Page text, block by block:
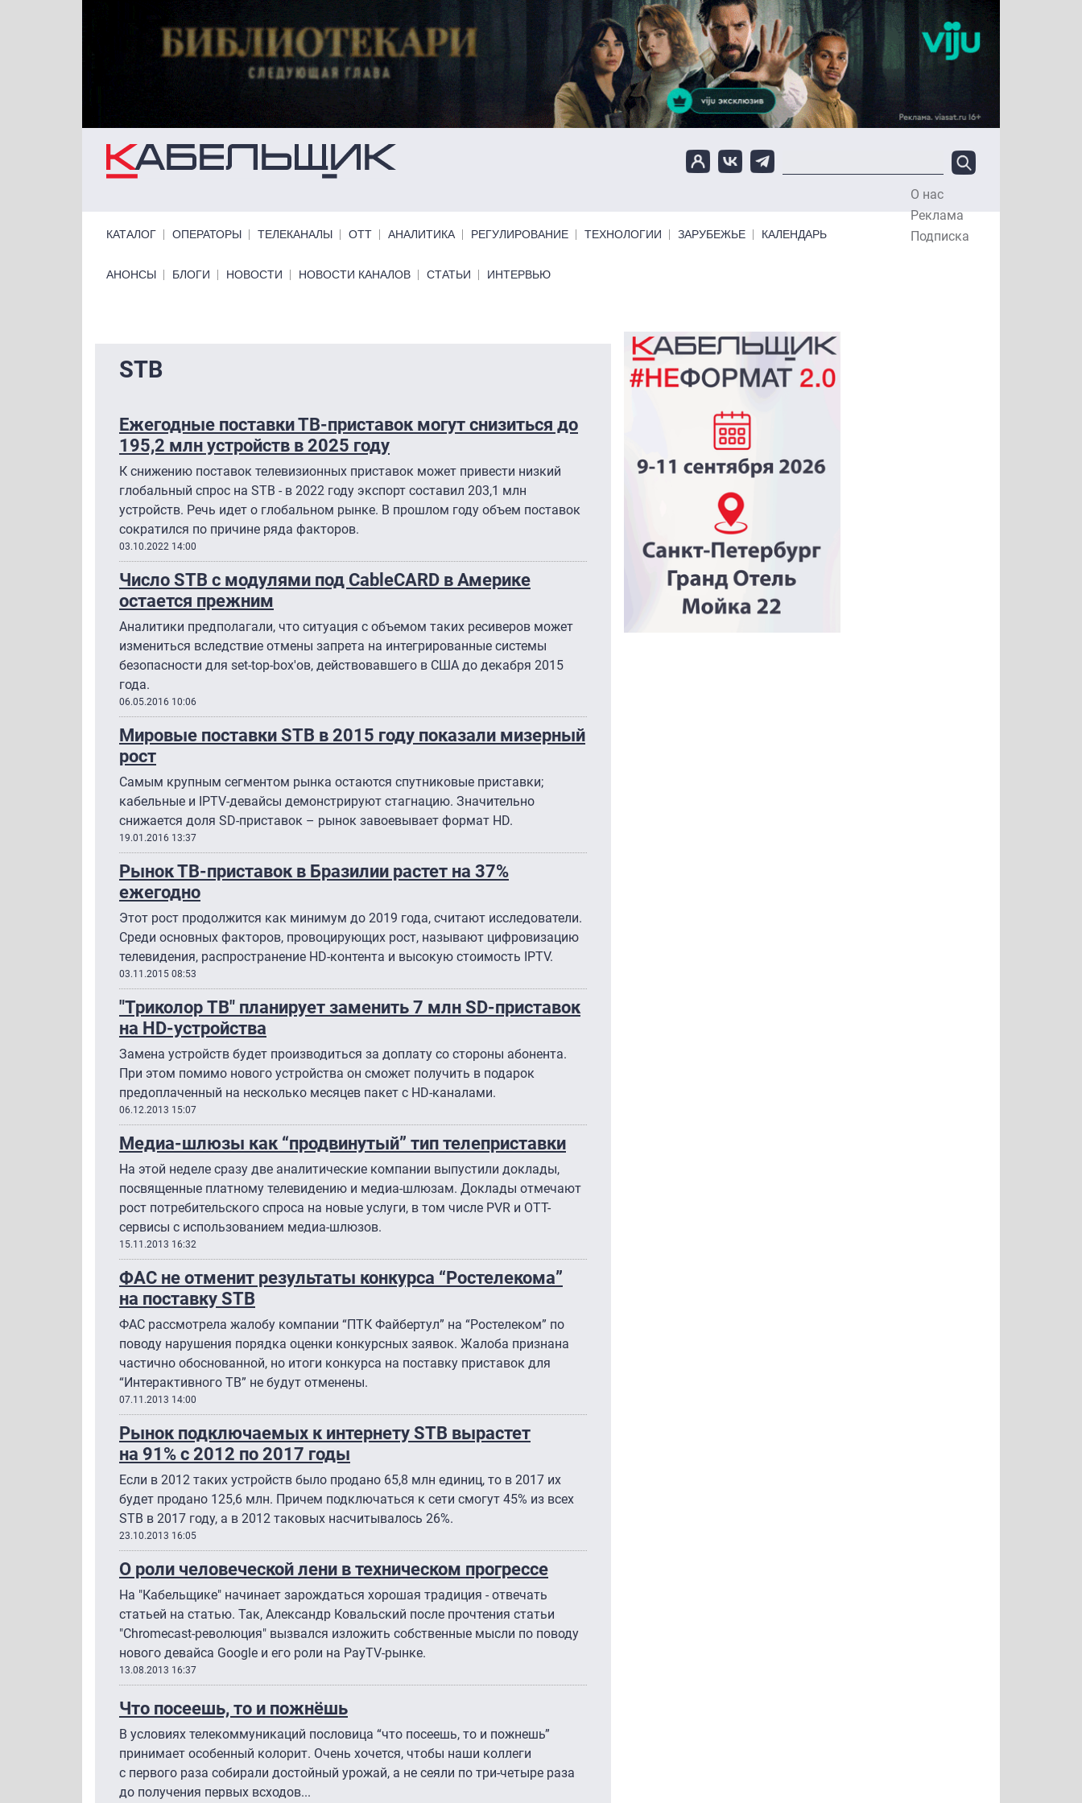
О нас
Реклама
Подписка
КАТАЛОГ ОПЕРАТОРЫ ТЕЛЕКАНАЛЫ ОТТ АНАЛИТИКА РЕГУЛИРОВАНИЕ ТЕХНОЛОГИИ ЗАРУБЕЖЬЕ КАЛЕНДАРЬ
Primary links bottom
АНОНСЫ БЛОГИ НОВОСТИ НОВОСТИ КАНАЛОВ СТАТЬИ ИНТЕРВЬЮ
STB
Ежегодные поставки ТВ-приставок могут снизиться до
195,2 млн устройств в 2025 году
К снижению поставок телевизионных приставок может привести низкий
глобальный спрос на STB - в 2022 году экспорт составил 203,1 млн
устройств. Речь идет о глобальном рынке. В прошлом году объем поставок
сократился по причине ряда факторов.
03.10.2022 14:00
Число STB с модулями под CableCARD в Америке
остается прежним
Аналитики предполагали, что ситуация с объемом таких ресиверов может
измениться вследствие отмены запрета на интегрированные системы
безопасности для set-top-box'ов, действовавшего в США до декабря 2015
года.
06.05.2016 10:06
Мировые поставки STB в 2015 году показали мизерный
рост
Самым крупным сегментом рынка остаются спутниковые приставки;
кабельные и IPTV-девайсы демонстрируют стагнацию. Значительно
снижается доля SD-приставок – рынок завоевывает формат HD.
19.01.2016 13:37
Рынок ТВ-приставок в Бразилии растет на 37%
ежегодно
Этот рост продолжится как минимум до 2019 года, считают исследователи.
Среди основных факторов, провоцирующих рост, называют цифровизацию
телевидения, распространение HD-контента и высокую стоимость IPTV.
03.11.2015 08:53
"Триколор ТВ" планирует заменить 7 млн SD-приставок
на HD-устройства
Замена устройств будет производиться за доплату со стороны абонента.
При этом помимо нового устройства он сможет получить в подарок
предоплаченный на несколько месяцев пакет с HD-каналами.
06.12.2013 15:07
Медиа-шлюзы как “продвинутый” тип телеприставки
На этой неделе сразу две аналитические компании выпустили доклады,
посвященные платному телевидению и медиа-шлюзам. Доклады отмечают
рост потребительского спроса на новые услуги, в том числе PVR и ОТТ-
сервисы с использованием медиа-шлюзов.
15.11.2013 16:32
ФАС не отменит результаты конкурса “Ростелекома”
на поставку STB
ФАС рассмотрела жалобу компании “ПТК Файбертул” на “Ростелеком” по
поводу нарушения порядка оценки конкурсных заявок. Жалоба признана
частично обоснованной, но итоги конкурса на поставку приставок для
“Интерактивного ТВ” не будут отменены.
07.11.2013 14:00
Рынок подключаемых к интернету STB вырастет
на 91% с 2012 по 2017 годы
Если в 2012 таких устройств было продано 65,8 млн единиц, то в 2017 их
будет продано 125,6 млн. Причем подключаться к сети смогут 45% из всех
STB в 2017 году, а в 2012 таковых насчитывалось 26%.
23.10.2013 16:05
О роли человеческой лени в техническом прогрессе
На "Кабельщике" начинает зарождаться хорошая традиция - отвечать
статьей на статью. Так, Александр Ковальский после прочтения статьи
"Chromecast-революция" вызвался изложить собственные мысли по поводу
нового девайса Google и его роли на PayTV-рынке.
13.08.2013 16:37
Что посеешь, то и пожнёшь
В условиях телекоммуникаций пословица “что посеешь, то и пожнешь”
принимает особенный колорит. Очень хочется, чтобы наши коллеги
с первого раза собирали достойный урожай, а не сеяли по три-четыре раза
до получения первых всходов...